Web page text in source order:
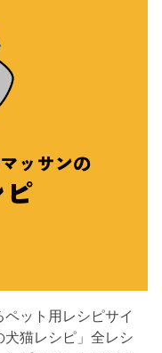
ット用レシピサイ
犬猫レシピ」全レシ